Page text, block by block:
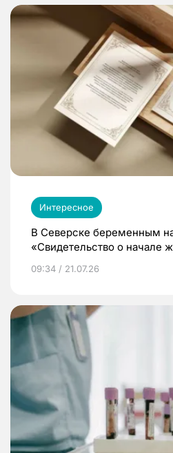
Интересное
В Северске беременным
«Свидетельство о начале
09:34 / 21.07.26